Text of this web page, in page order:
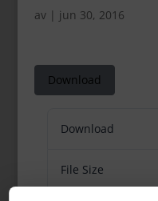
av | jun 30, 2016
Download
Download
File Size